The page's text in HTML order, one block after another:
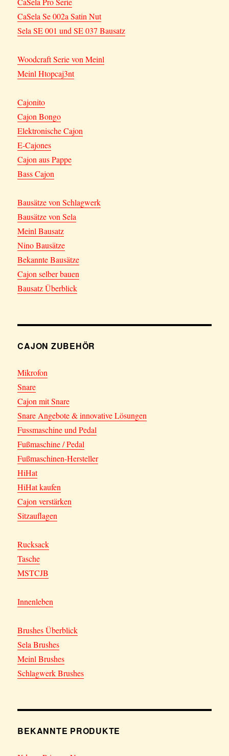
CaSela Se 002a Satin Nut
Sela SE 001 und SE 037 Bausatz
Woodcraft Serie von Meinl
Meinl Htopcaj3nt
Cajonito
Cajon Bongo
Elektronische Cajon
E-Cajones
Cajon aus Pappe
Bass Cajon
Bausätze von Schlagwerk
Bausätze von Sela
Meinl Bausatz
Nino Bausätze
Bekannte Bausätze
Cajon selber bauen
Bausatz Überblick
CAJON ZUBEHÖR
Mikrofon
Snare
Cajon mit Snare
Snare Angebote & innovative Lösungen
Fussmaschine und Pedal
Fußmaschine / Pedal
Fußmaschinen-Hersteller
HiHat
HiHat kaufen
Cajon verstärken
Sitzauflagen
Rucksack
Tasche
MSTCJB
Innenleben
Brushes Überblick
Sela Brushes
Meinl Brushes
Schlagwerk Brushes
BEKANNTE PRODUKTE